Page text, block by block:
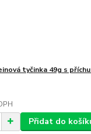
tyčinka 49g s
Přidat do